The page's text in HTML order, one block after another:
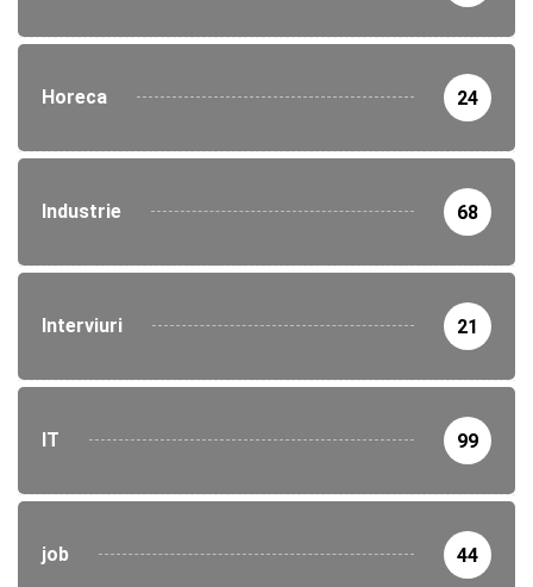
Horeca 24
Industrie 68
Interviuri 21
IT 99
job 44